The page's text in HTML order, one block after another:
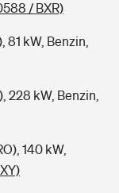
/ BXR)
81 kW, Benzin,
228 kW, Benzin,
140 kW,